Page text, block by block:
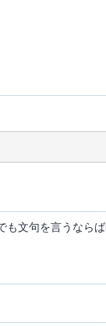
も文句を言うならば